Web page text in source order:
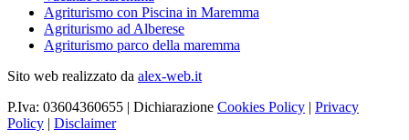
Agriturismo con Piscina in Maremma
Agriturismo ad Alberese
Agriturismo parco della maremma
Sito web realizzato da alex-web.it
P.Iva: 03604360655 | Dichiarazione Cookies Policy | Privacy
Policy | Disclaimer